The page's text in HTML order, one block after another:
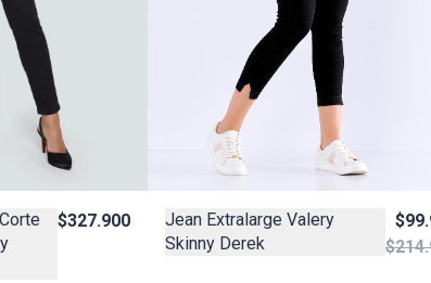
$327.900
Jean Extralarge Valery
Skinny Derek